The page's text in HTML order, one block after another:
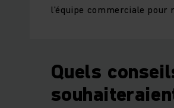
l'équipe commerciale pour
Quels